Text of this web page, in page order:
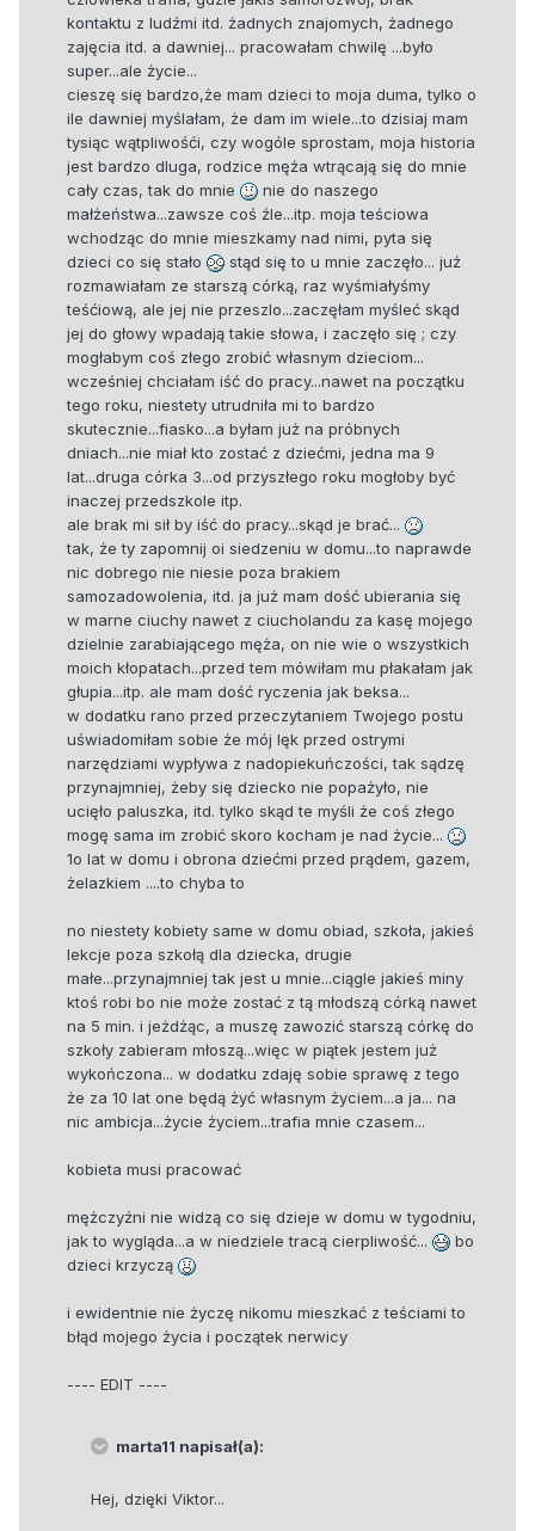
kontaktu z ludźmi itd. żadnych znajomych, żadnego
zajęcia itd. a dawniej... pracowałam chwilę ...było
super...ale życie...
cieszę się bardzo,że mam dzieci to moja duma, tylko o
ile dawniej myślałam, że dam im wiele...to dzisiaj mam
tysiąc wątpliwośći, czy wogóle sprostam, moja historia
jest bardzo dluga, rodzice męża wtrącają się do mnie
cały czas, tak do mnie
nie do naszego
małżeństwa...zawsze coś źle...itp. moja teściowa
wchodząc do mnie mieszkamy nad nimi, pyta się
dzieci co się stało
stąd się to u mnie zaczęło... już
rozmawiałam ze starszą córką, raz wyśmiałyśmy
teśćiową, ale jej nie przeszlo...zaczęłam myśleć skąd
jej do głowy wpadają takie słowa, i zaczęło się ; czy
mogłabym coś złego zrobić własnym dzieciom...
wcześniej chciałam iść do pracy...nawet na początku
tego roku, niestety utrudniła mi to bardzo
skutecznie...fiasko...a byłam już na próbnych
dniach...nie miał kto zostać z dziećmi, jedna ma 9
lat...druga córka 3...od przyszłego roku mogłoby być
inaczej przedszkole itp.
ale brak mi sił by iść do pracy...skąd je brać...
tak, że ty zapomnij oi siedzeniu w domu...to naprawde
nic dobrego nie niesie poza brakiem
samozadowolenia, itd. ja już mam dość ubierania się
w marne ciuchy nawet z ciucholandu za kasę mojego
dzielnie zarabiającego męża, on nie wie o wszystkich
moich kłopatach...przed tem mówiłam mu płakałam jak
głupia...itp. ale mam dość ryczenia jak beksa...
w dodatku rano przed przeczytaniem Twojego postu
uświadomiłam sobie że mój lęk przed ostrymi
narzędziami wypływa z nadopiekuńczości, tak sądzę
przynajmniej, żeby się dziecko nie popażyło, nie
ucięło paluszka, itd. tylko skąd te myśli że coś złego
mogę sama im zrobić skoro kocham je nad życie...
1o lat w domu i obrona dziećmi przed prądem, gazem,
żelazkiem ....to chyba to
no niestety kobiety same w domu obiad, szkoła, jakieś
lekcje poza szkołą dla dziecka, drugie
małe...przynajmniej tak jest u mnie...ciągle jakieś miny
ktoś robi bo nie może zostać z tą młodszą córką nawet
na 5 min. i jeżdżąc, a muszę zawozić starszą córkę do
szkoły zabieram młoszą...więc w piątek jestem już
wykończona... w dodatku zdaję sobie sprawę z tego
że za 10 lat one będą żyć własnym życiem...a ja... na
nic ambicja...życie życiem...trafia mnie czasem...
kobieta musi pracować
mężczyźni nie widzą co się dzieje w domu w tygodniu,
jak to wygląda...a w niedziele tracą cierpliwość...
bo
dzieci krzyczą
i ewidentnie nie życzę nikomu mieszkać z teściami to
błąd mojego życia i początek nerwicy
---- EDIT ----
marta11 napisał(a):
Hej, dzięki Viktor...